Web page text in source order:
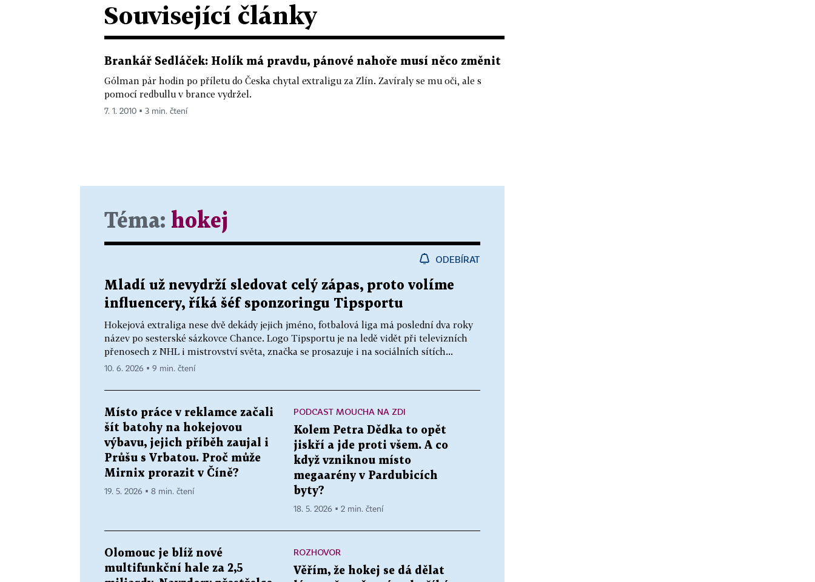
Související články
Brankář Sedláček: Holík má pravdu, pánové nahoře musí něco změnit
Gólman pár hodin po příletu do Česka chytal extraligu za Zlín. Zavíraly se mu oči, ale s
pomocí redbullu v brance vydržel.
7. 1. 2010 ▪ 3 min. čtení
Téma: hokej
ODEBÍRAT
Mladí už nevydrží sledovat celý zápas, proto volíme
influencery, říká šéf sponzoringu Tipsportu
Hokejová extraliga nese dvě dekády jejich jméno, fotbalová liga má poslední dva roky
název po sesterské sázkovce Chance. Logo Tipsportu je na ledě vidět při televizních
přenosech z NHL i mistrovství světa, značka se prosazuje i na sociálních sítích...
10. 6. 2026 ▪ 9 min. čtení
Místo práce v reklamce začali
šít batohy na hokejovou
výbavu, jejich příběh zaujal i
Průšu s Vrbatou. Proč může
Mirnix prorazit v Číně?
19. 5. 2026 ▪ 8 min. čtení
PODCAST MOUCHA NA ZDI
Kolem Petra Dědka to opět
jiskří a jde proti všem. A co
když vzniknou místo
megaarény v Pardubicích
byty?
18. 5. 2026 ▪ 2 min. čtení
Olomouc je blíž nové
multifunkční hale za 2,5
ROZHOVOR
Věřím, že hokej se dá dělat